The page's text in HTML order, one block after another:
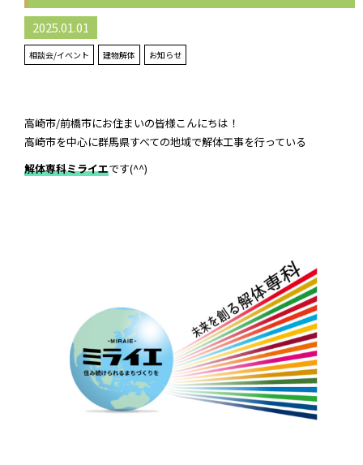
2025.01.01
相談会/イベント 建物解体 お知らせ
高崎市/前橋市にお住まいの皆様こんにちは！
高崎市を中心に群馬県すべての地域で解体工事を行っている
解体専科ミライエです(^^)